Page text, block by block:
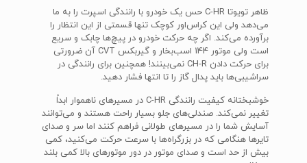
ظاهر تویوتا C-HR حس یک خودرو با رانندگی اسپرت را به ما
می‌دهد ولی این کراس‌اور کوچک تنها قسمتی از این انتظار را
برآورده می‌کند. اگر چه حرکت خودرو در پیچ‌ها چابک و سریع
است ولی موتور 144 اسب‌بخار و گیربکس CVT آن ضرورتی
برای حرکت دادن CH-R نمی‌بینند! همچنین برای رانندگی در
سراشیبی‌ها باید پدال گاز را تا انتها فشار دهید.
خوشبختانه کیفیت رانندگی C-HR در مسیرهای ناهموار ابداً
تغییر نمی‌کند. صندلی‌های جلو بسیار راحت هستند و می‌توانند
آسایش شما را در مسیرهای طولانی فراهم کنند اما سر و صدای
تایرها هنگامی که در بزرگراه‌ها با سرعت حرکت می‌کنید، کمی
بیش از حد است و صدای موتور در دور موتورهای بالا کمی بلند